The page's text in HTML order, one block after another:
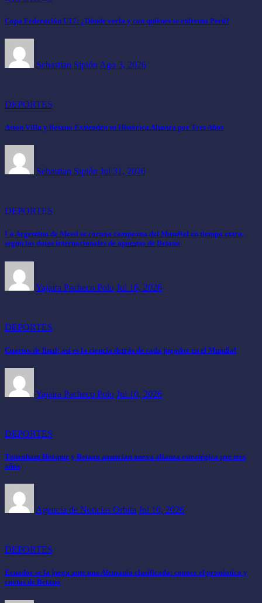
Copa Federación U17: ¿Dónde verla y con quiénes se enfrenta Perú?
Sebastian Sipión Ago 3, 2026
DEPORTES
Aston Villa y Betano Extienden su Histórica Alianza por Tres Años
Sebastian Sipión Jul 31, 2026
DEPORTES
La Argentina de Messi se corona campeona del Mundial en tiempo extra,
según los datos internacionales de apuestas de Betano
Yajaira Pacheco Polo Jul 16, 2026
DEPORTES
Cuartos de final: así es la ciencia detrás de cada jugador en el Mundial
Yajaira Pacheco Polo Jul 10, 2026
DEPORTES
Tottenham Hotspur y Betano anuncian nueva alianza estratégica por tres
años
Agencia de Noticias Orbita Jul 10, 2026
DEPORTES
Ecuador se la juega ante una Alemania clasificada: conoce el pronóstico y
cuotas de Betano